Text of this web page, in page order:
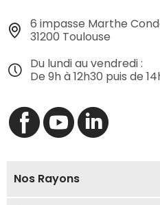
6 impasse Marthe
31200 Toulouse
Du lundi au vendredi :
De 9h à 12h30 puis de
Nos Rayons